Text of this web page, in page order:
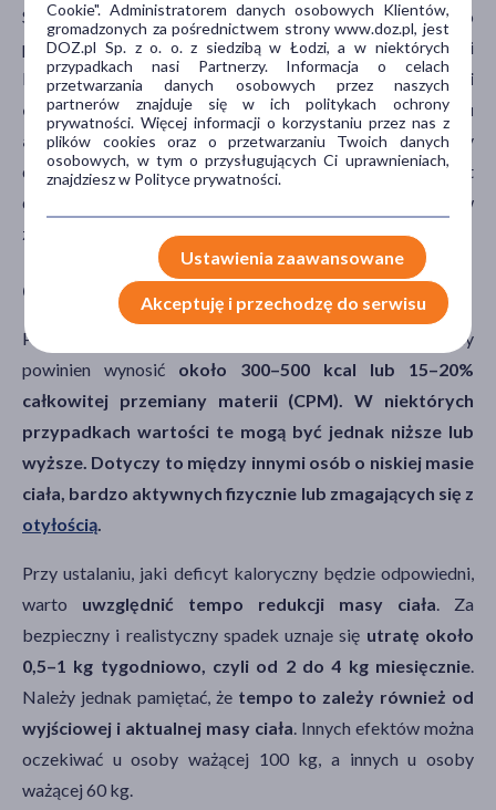
Samo wyliczenie deficytu kalorycznego to dopiero
pierwszy krok. Aby dieta redukcyjna była skuteczna i
bezpieczna, konieczne jest dopasowanie wielkości
deficytu do indywidualnych potrzeb, poziomu
aktywności fizycznej oraz celu redukcji. Zbyt mały
deficyt może utrudniać osiągnięcie efektów, natomiast zbyt
duży zwiększa ryzyko wystąpienia negatywnych skutków
zdrowotnych i utraty masy mięśniowej.
Optymalny poziom deficytu kalorycznego
Przyjmuje się, że optymalny dzienny deficyt kaloryczny
powinien wynosić około 300–500 kcal lub 15–20%
całkowitej przemiany materii (CPM). W niektórych
przypadkach wartości te mogą być jednak niższe lub
wyższe. Dotyczy to między innymi osób o niskiej masie
ciała, bardzo aktywnych fizycznie lub zmagających się z
otyłością.
Przy ustalaniu, jaki deficyt kaloryczny będzie odpowiedni,
warto uwzględnić tempo redukcji masy ciała. Za
bezpieczny i realistyczny spadek uznaje się utratę około
0,5–1 kg tygodniowo, czyli od 2 do 4 kg miesięcznie.
Należy jednak pamiętać, że tempo to zależy również od
wyjściowej i aktualnej masy ciała. Innych efektów można
oczekiwać u osoby ważącej 100 kg, a innych u osoby
ważącej 60 kg.
Cookie". Administratorem danych osobowych Klientów,
gromadzonych za pośrednictwem strony www.doz.pl, jest
DOZ.pl Sp. z o. o. z siedzibą w Łodzi, a w niektórych
przypadkach nasi Partnerzy. Informacja o celach
przetwarzania danych osobowych przez naszych
partnerów znajduje się w ich politykach ochrony
prywatności. Więcej informacji o korzystaniu przez nas z
plików cookies oraz o przetwarzaniu Twoich danych
osobowych, w tym o przysługujących Ci uprawnieniach,
znajdziesz w Polityce prywatności.
Ustawienia zaawansowane
Akceptuję i przechodzę do serwisu